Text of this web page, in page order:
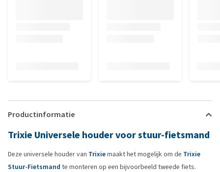
Productinformatie
Trixie Universele houder voor stuur-fietsmand
Deze universele houder van Trixiemaakt het mogelijk om de Trixie
Stuur-Fietsmand te monteren op een bijvoorbeeld tweede fiets.